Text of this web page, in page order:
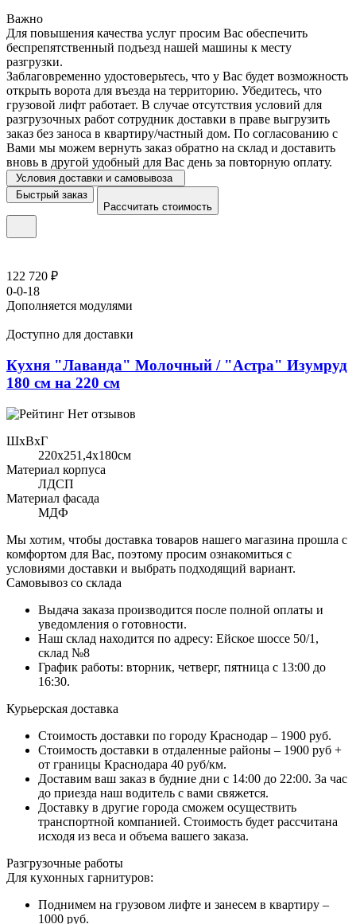
Важно
Для повышения качества услуг просим Вас обеспечить
беспрепятственный подъезд нашей машины к месту
разгрузки.
Заблаговременно удостоверьтесь, что у Вас будет возможность
открыть ворота для въезда на территорию. Убедитесь, что
грузовой лифт работает. В случае отсутствия условий для
разгрузочных работ сотрудник доставки в праве выгрузить
заказ без заноса в квартиру/частный дом. По согласованию с
Вами мы можем вернуть заказ обратно на склад и доставить
вновь в другой удобный для Вас день за повторную оплату.
Условия доставки и самовывоза
Быстрый заказ
Рассчитать стоимость
122 720 ₽
0-0-18
Дополняется модулями
Доступно для доставки
Кухня "Лаванда" Молочный / "Астра" Изумруд
180 см на 220 см
Нет отзывов
ШхВхГ
220x251,4х180см
Материал корпуса
ЛДСП
Материал фасада
МДФ
Мы хотим, чтобы доставка товаров нашего магазина прошла с
комфортом для Вас, поэтому просим ознакомиться с
условиями доставки и выбрать подходящий вариант.
Самовывоз со склада
Выдача заказа производится после полной оплаты и
уведомления о готовности.
Наш склад находится по адресу: Ейское шоссе 50/1,
склад №8
График работы: вторник, четверг, пятница с 13:00 до
16:30.
Курьерская доставка
Стоимость доставки по городу Краснодар – 1900 руб.
Стоимость доставки в отдаленные районы – 1900 руб +
от границы Краснодара 40 руб/км.
Доставим ваш заказ в будние дни с 14:00 до 22:00. За час
до приезда наш водитель с вами свяжется.
Доставку в другие города сможем осуществить
транспортной компанией. Стоимость будет рассчитана
исходя из веса и объема вашего заказа.
Разгрузочные работы
Для кухонных гарнитуров:
Поднимем на грузовом лифте и занесем в квартиру –
1000 руб.